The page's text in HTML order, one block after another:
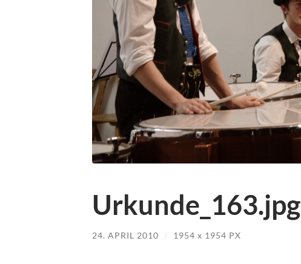
Urkunde_163.jpg
24. APRIL 2010 / 1954 x 1954 PX